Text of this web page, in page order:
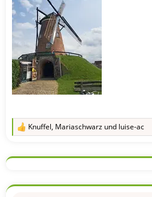
R
k
o
Knuffel, Mariaschwarz und luise-ac